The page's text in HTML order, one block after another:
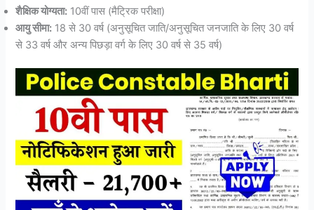
शैक्षिक योग्यता: 10वीं पास (मैट्रिक परीक्षा)
आयु सीमा: 18 से 30 वर्ष (अनुसूचित जाति/अनुसूचित जनजाति के लिए 30 वर्ष
से 33 वर्ष और अन्य पिछड़ा वर्ग के लिए 30 वर्ष से 35 वर्ष)